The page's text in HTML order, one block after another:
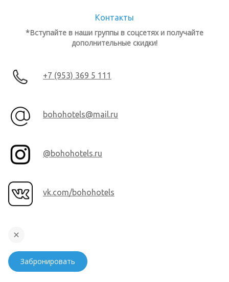
Контакты
*Вступайте в наши группы в соцсетях и получайте
дополнительные скидки!
+7 (953) 369 5 111
bohohotels@mail.ru
@bohohotels.ru
vk.com/bohohotels
Забронировать